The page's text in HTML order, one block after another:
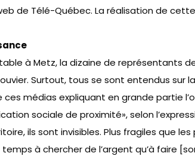
de Télé-Québec. La réalisation de
à Metz, la dizaine de représentants
Surtout, tous se sont entendus sur
ces médias expliquant en grande partie
sociale de proximité», selon
ils sont invisibles. Plus fragiles que
à chercher de l’argent qu’à faire